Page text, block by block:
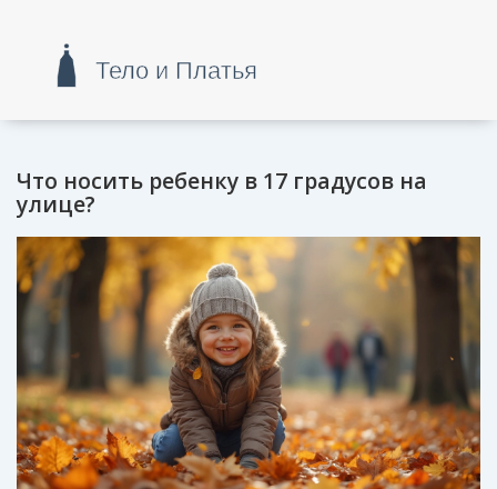
Что носить ребенку в 17 градусов на
улице?